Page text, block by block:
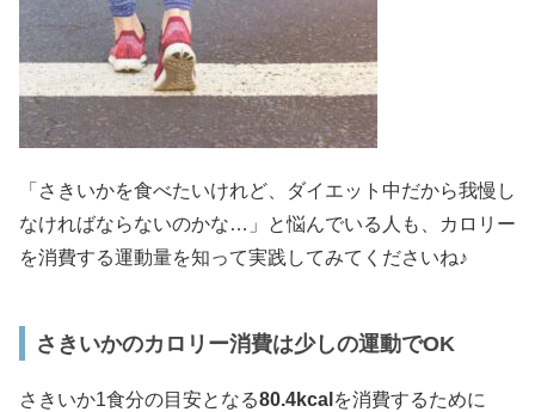
「さきいかを食べたいけれど、ダイエット中だから我慢し
なければならないのかな…」と悩んでいる人も、カロリー
を消費する運動量を知って実践してみてくださいね♪
さきいかのカロリー消費は少しの運動でOK
さきいか1食分の目安となる80.4kcal を消費するために